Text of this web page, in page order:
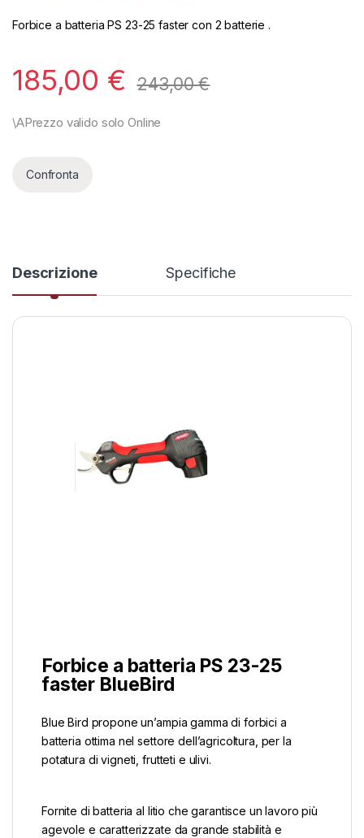
Forbice a batteria PS 23-25 faster con 2 batterie .
185,00 € 243,00€
Confronta
Descrizione Specifiche
Forbice a batteria PS 23-25
faster BlueBird
Blue Bird propone un’ampia gamma di forbici a
batteria ottima nel settore dell’agricoltura, per la
potatura di vigneti, frutteti e ulivi.
Fornite di batteria al litio che garantisce un lavoro più
agevole e caratterizzate da grande stabilità e